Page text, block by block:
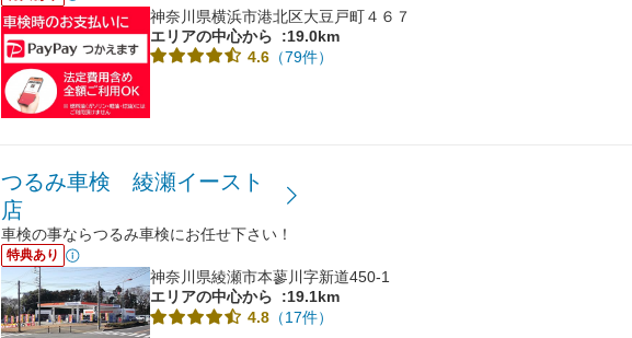
神奈川県横浜市港北区大豆戸町４６７
エリアの中心から
:19.0km
4.6 （79件）
つるみ車検 綾瀬イースト
店
車検の事ならつるみ車検にお任せ下さい！
特典あり
神奈川県綾瀬市本蓼川字新道450-1
エリアの中心から
:19.1km
4.8 （17件）